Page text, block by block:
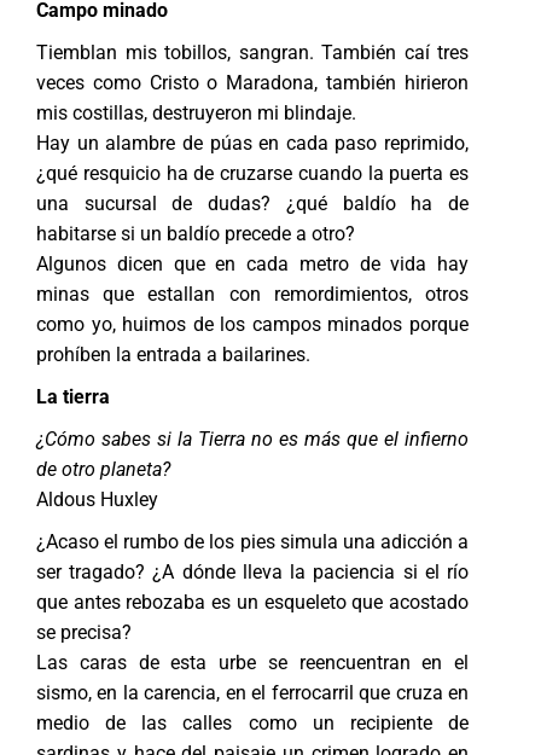
Campo minado
Tiemblan mis tobillos, sangran. También caí tres
veces como Cristo o Maradona, también hirieron
mis costillas, destruyeron mi blindaje.
Hay un alambre de púas en cada paso reprimido,
¿qué resquicio ha de cruzarse cuando la puerta es
una sucursal de dudas? ¿qué baldío ha de
habitarse si un baldío precede a otro?
Algunos dicen que en cada metro de vida hay
minas que estallan con remordimientos, otros
como yo, huimos de los campos minados porque
prohíben la entrada a bailarines.
La tierra
¿Cómo sabes si la Tierra no es más que el infierno
de otro planeta?
Aldous Huxley
¿Acaso el rumbo de los pies simula una adicción a
ser tragado? ¿A dónde lleva la paciencia si el río
que antes rebozaba es un esqueleto que acostado
se precisa?
Las caras de esta urbe se reencuentran en el
sismo, en la carencia, en el ferrocarril que cruza en
medio de las calles como un recipiente de